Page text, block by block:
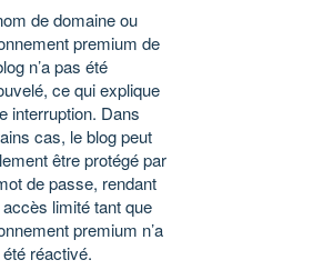
de domaine ou
premium de
n’a pas été
ce qui explique
interruption. Dans
cas, le blog peut
être protégé par
de passe, rendant
limité tant que
premium n’a
réactivé.